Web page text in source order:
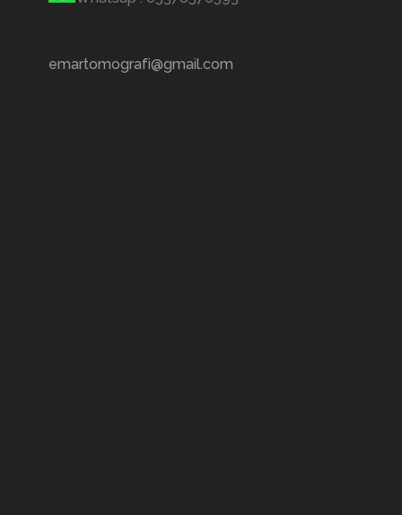
emartomografi@gmail.com